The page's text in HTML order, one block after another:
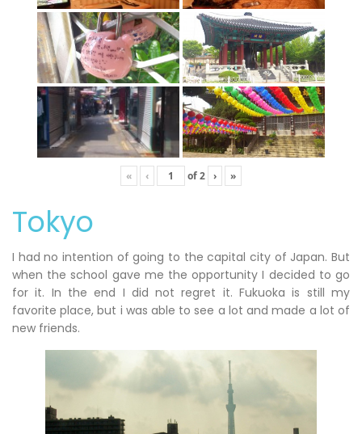
« ‹ of2 › »
Tokyo
I had no intention of going to the capital city of Japan. But
when the school gave me the opportunity I decided to go
for it. In the end I did not regret it. Fukuoka is still my
favorite place, but i was able to see a lot and made a lot of
new friends.